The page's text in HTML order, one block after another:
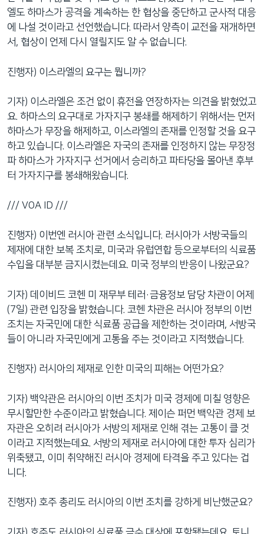
엘도 하마스가 공격을 계속하는 한 협상을 중단하고 군사적 대응
에 나설 것이라고 선언했습니다. 따라서 양측이 교전을 재개하면
서, 협상이 언제 다시 열릴지도 알 수 없습니다.
진행자) 이스라엘의 요구는 뭡니까?
기자) 이스라엘은 조건 없이 휴전을 연장하자는 의견을 밝혔었고
요. 하마스의 요구대로 가자지구 봉쇄를 해제하기 위해서는 먼저
하마스가 무장을 해제하고, 이스라엘의 존재를 인정할 것을 요구
하고 있습니다. 이스라엘은 자국의 존재를 인정하지 않는 무장정
파 하마스가 가자지구 선거에서 승리하고 파타당을 몰아낸 후부
터 가자지구를 봉쇄해왔습니다.
/// VOA ID ///
진행자) 이번엔 러시아 관련 소식입니다. 러시아가 서방국들의
제재에 대한 보복 조치로, 미국과 유럽연합 등으로부터의 식료품
수입을 대부분 금지시켰는데요. 미국 정부의 반응이 나왔군요?
기자) 데이비드 코헨 미 재무부 테러·금융정보 담당 차관이 어제
(7일) 관련 입장을 밝혔습니다. 코헨 차관은 러시아 정부의 이번
조치는 자국민에 대한 식료품 공급을 제한하는 것이라며, 서방국
들이 아니라 자국민에게 고통을 주는 것이라고 지적했습니다.
진행자) 러시아의 제재로 인한 미국의 피해는 어떤가요?
기자) 백악관은 러시아의 이번 조치가 미국 경제에 미칠 영향은
무시할만한 수준이라고 밝혔습니다. 제이슨 퍼먼 백악관 경제 보
자관은 오히려 러시아가 서방의 제재로 인해 겪는 고통이 클 것
이라고 지적했는데요. 서방의 제재로 러시아에 대한 투자 심리가
위축됐고, 이미 취약해진 러시아 경제에 타격을 주고 있다는 겁
니다.
진행자) 호주 총리도 러시아의 이번 조치를 강하게 비난했군요?